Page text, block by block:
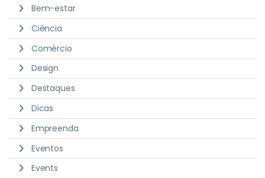
Bem-estar
Ciência
Comércio
Design
Destaques
Dicas
Empreenda
Eventos
Events